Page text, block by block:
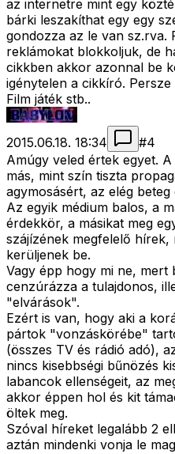
az internetre mint egy
bárki leszakíthat egy egy
gondozza az le van sz.rva.
reklámokat blokkoljuk, de
cikkben akkor azonnal be
igénytelen a cikkíró.
Film játék stb..
2015.06.18. 18:34 #4
Amúgy veled értek egyet.
más, mint szín tiszta
agymosásért, az elég beteg
Az egyik médium balos, a
érdekkör, a másikat meg
szájízének megfelelő hírek,
kerüljenek be.
Vagy épp hogy mi ne, mert
cenzúrázza a tulajdonos,
"elvárások".
Ezért is van, hogy aki a
pártok "vonzáskörébe"
(összes TV és rádió adó),
nincs kisebbségi bűnözés
labancok ellenségeit, az
akkor éppen hol és kit
öltek meg.
Szóval híreket legalább 2
aztán mindenki vonja le